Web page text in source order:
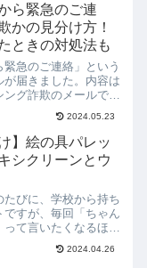
ら緊急のご連
かの見分け方！
ときの対処法も
緊急のご連絡」という
が届きました。内容は
ング詐欺のメールで、
るところですが、フィ
いつも迷惑メールに振
、今回は振り分けられ
利用され...
2024.05.23
】絵の具パレッ
シクリーンとウ
びに、学校から持ち
ですが、毎回「ちゃん
って言いたくなるほ
が染みついてはいませ
象物に定着する性質が
2024.04.26